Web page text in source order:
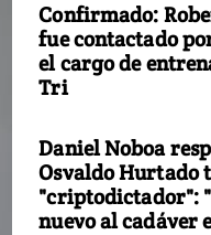
Confirmado:
fue contactado
el cargo de
Tri
Daniel Noboa
Osvaldo Hurtado
"criptodictador":
nuevo al cadáver